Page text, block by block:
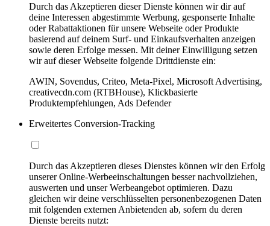
Durch das Akzeptieren dieser Dienste können wir dir auf
deine Interessen abgestimmte Werbung, gesponserte Inhalte
oder Rabattaktionen für unsere Webseite oder Produkte
basierend auf deinem Surf- und Einkaufsverhalten anzeigen
sowie deren Erfolge messen. Mit deiner Einwilligung setzen
wir auf dieser Webseite folgende Drittdienste ein:
AWIN, Sovendus, Criteo, Meta-Pixel, Microsoft Advertising,
creativecdn.com (RTBHouse), Klickbasierte
Produktempfehlungen, Ads Defender
Erweitertes Conversion-Tracking
Durch das Akzeptieren dieses Dienstes können wir den Erfolg
unserer Online-Werbeeinschaltungen besser nachvollziehen,
auswerten und unser Werbeangebot optimieren. Dazu
gleichen wir deine verschlüsselten personenbezogenen Daten
mit folgenden externen Anbietenden ab, sofern du deren
Dienste bereits nutzt: